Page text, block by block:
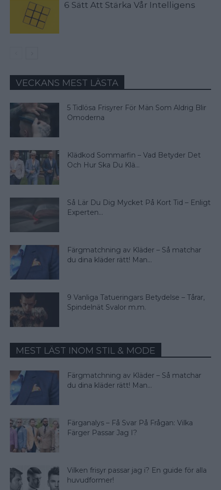
6 Sätt Att Stärka Vår Intelligens
VECKANS MEST LÄSTA
5 Tidlösa Frisyrer För Män Som Aldrig Blir
Omoderna
Klädkod Sommarfin – Vad Betyder Det
Och Hur Ska Du Klä...
Så Lär Du Dig Mycket På Kort Tid – Enligt
Experten...
Färgmatchning av Kläder – Så matchar
du dina kläder rätt! Man...
9 Vanliga Tatueringars Betydelse – Tårar,
Spindelnät Svalor m.m.
MEST LÄST INOM STIL & MODE
Färgmatchning av Kläder – Så matchar
du dina kläder rätt! Man...
Färganalys – Få Svar På Frågan: Vilka
Färger Passar Jag I?
Vilken frisyr passar jag i? En guide för alla
huvudformer!